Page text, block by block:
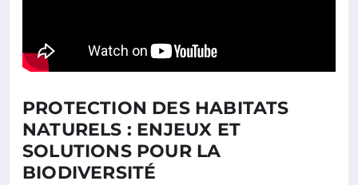
PROTECTION DES HABITATS
NATURELS : ENJEUX ET
SOLUTIONS POUR LA
BIODIVERSITÉ